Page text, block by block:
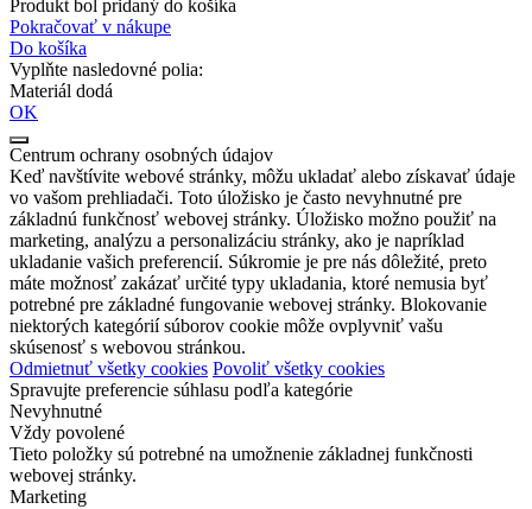
Produkt bol pridaný do košíka
Pokračovať v nákupe
Do košíka
Vyplňte nasledovné polia:
Materiál dodá
OK
Centrum ochrany osobných údajov
Keď navštívite webové stránky, môžu ukladať alebo získavať údaje
vo vašom prehliadači. Toto úložisko je často nevyhnutné pre
základnú funkčnosť webovej stránky. Úložisko možno použiť na
marketing, analýzu a personalizáciu stránky, ako je napríklad
ukladanie vašich preferencií. Súkromie je pre nás dôležité, preto
máte možnosť zakázať určité typy ukladania, ktoré nemusia byť
potrebné pre základné fungovanie webovej stránky. Blokovanie
niektorých kategórií súborov cookie môže ovplyvniť vašu
skúsenosť s webovou stránkou.
Odmietnuť všetky cookies Povoliť všetky cookies
Spravujte preferencie súhlasu podľa kategórie
Nevyhnutné
Vždy povolené
Tieto položky sú potrebné na umožnenie základnej funkčnosti
webovej stránky.
Marketing